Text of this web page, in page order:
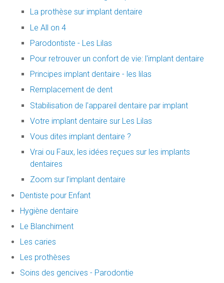
La prothèse sur implant dentaire
Le All on 4
Parodontiste - Les Lilas
Pour retrouver un confort de vie: l'implant dentaire
Principes implant dentaire - les lilas
Remplacement de dent
Stabilisation de l'appareil dentaire par implant
Votre implant dentaire sur Les Lilas
Vous dites implant dentaire ?
Vrai ou Faux, les idées reçues sur les implants
dentaires
Zoom sur l’implant dentaire
Dentiste pour Enfant
Hygiène dentaire
Le Blanchiment
Les caries
Les prothèses
Soins des gencives - Parodontie